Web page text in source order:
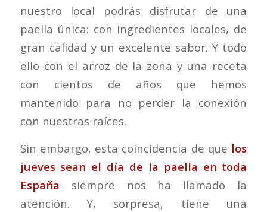
nuestro local podrás disfrutar de una
paella única: con ingredientes locales, de
gran calidad y un excelente sabor. Y todo
ello con el arroz de la zona y una receta
con cientos de años que hemos
mantenido para no perder la conexión
con nuestras raíces.
Sin embargo, esta coincidencia de que los
jueves sean el día de la paella en toda
España siempre nos ha llamado la
atención. Y, sorpresa, tiene una